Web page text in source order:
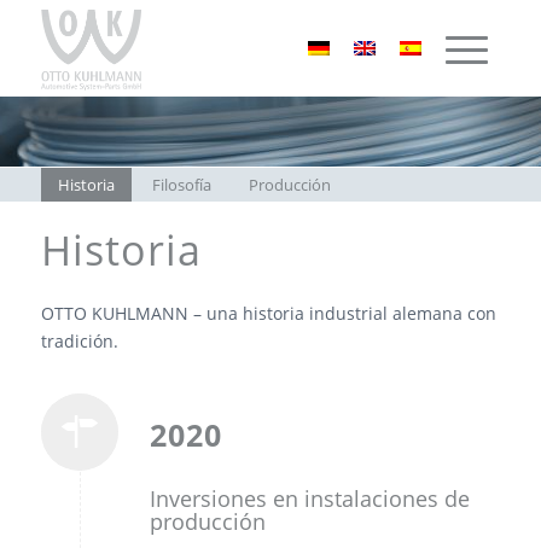
Historia Filosofía Producción
Historia
OTTO KUHLMANN – una historia industrial alemana con
tradición.
2020
Inversiones en instalaciones de
producción